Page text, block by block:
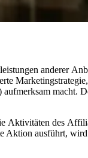
macht.
Aktivitäten d‬es
ausführt,